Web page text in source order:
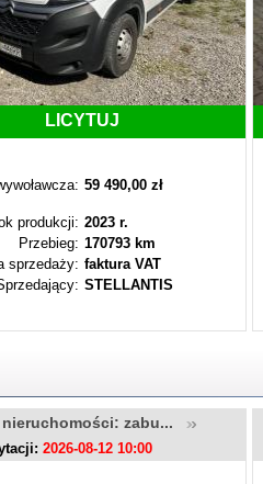
LICYTUJ
59 490,00 zł
produkcji: 2023 r.
Przebieg: 170793 km
sprzedaży: faktura VAT
STELLANTIS
nieruchomości: zabu...
2026-08-12 10:00